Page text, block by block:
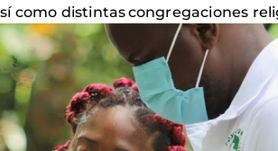
como distintas congregaciones